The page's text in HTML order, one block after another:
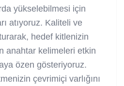
yükselebilmesi için
atıyoruz. Kaliteli ve
hedef kitlenizin
anahtar kelimeleri etkin
özen gösteriyoruz.
çevrimiçi varlığını